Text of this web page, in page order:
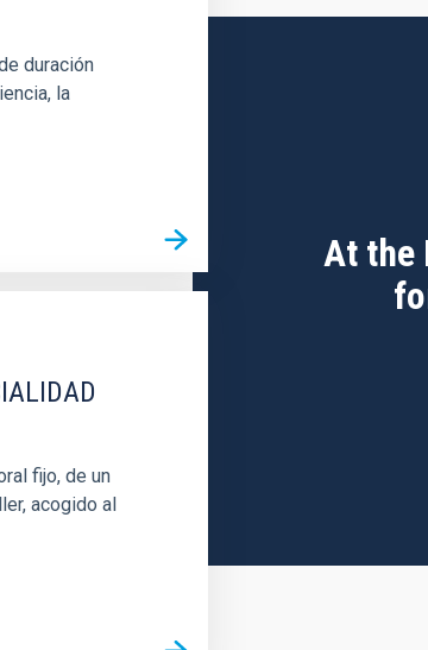
duración
la
fijo, de un
acogido al
At the